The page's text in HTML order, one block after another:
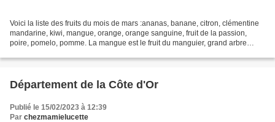
Voici la liste des fruits du mois de mars :ananas, banane, citron, clémentine
mandarine, kiwi, mangue, orange, orange sanguine, fruit de la passion,
poire, pomelo, pomme. La mangue est le fruit du manguier, grand arbre
Département de la Côte d'Or
Publié le 15/02/2023 à 12:39
Par chezmamielucette